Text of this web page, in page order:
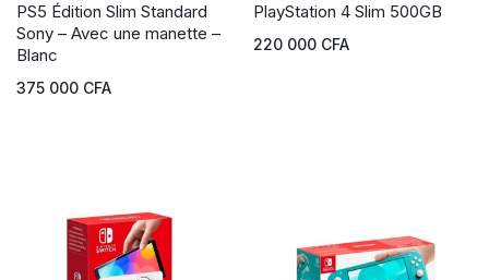
PS5 Édition Slim Standard
Sony – Avec une manette –
Blanc
375 000 CFA
PlayStation 4 Slim 500GB
220 000 CFA